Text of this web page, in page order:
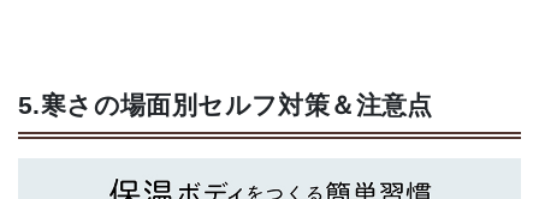
5.寒さの場面別セルフ対策＆注意点